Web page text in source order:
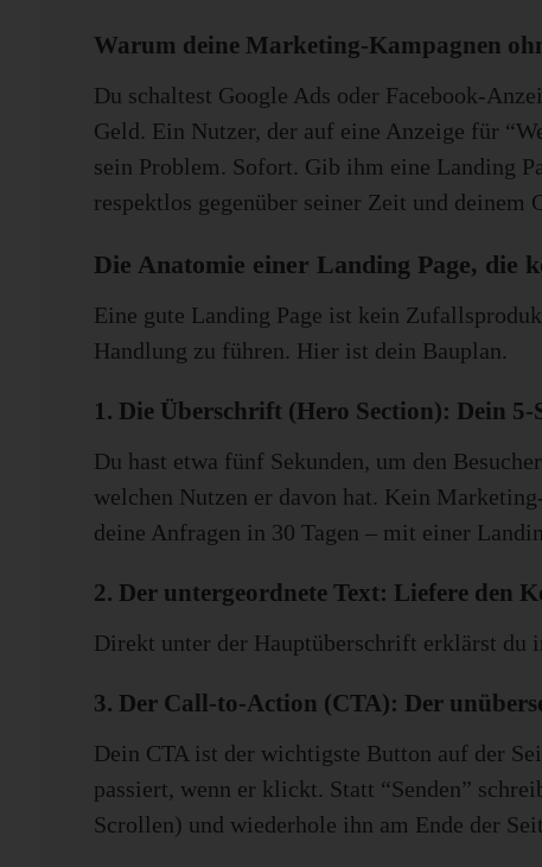
Warum deine Marketing-Kampagnen
Du schaltest Google Ads oder Facebook-
Geld. Ein Nutzer, der auf eine Anzeige für
sein Problem. Sofort. Gib ihm eine Landing
respektlos gegenüber seiner Zeit und deinem
Die Anatomie einer Landing Page, die
Eine gute Landing Page ist kein
Handlung zu führen. Hier ist dein Bauplan.
1. Die Überschrift (Hero Section): Dein 5-
Du hast etwa fünf Sekunden, um den
welchen Nutzen er davon hat. Kein
deine Anfragen in 30 Tagen – mit einer
2. Der untergeordnete Text: Liefere den
Direkt unter der Hauptüberschrift erklärst du
3. Der Call-to-Action (CTA): Der
Dein CTA ist der wichtigste Button auf der
passiert, wenn er klickt. Statt “Senden”
Scrollen) und wiederhole ihn am Ende der